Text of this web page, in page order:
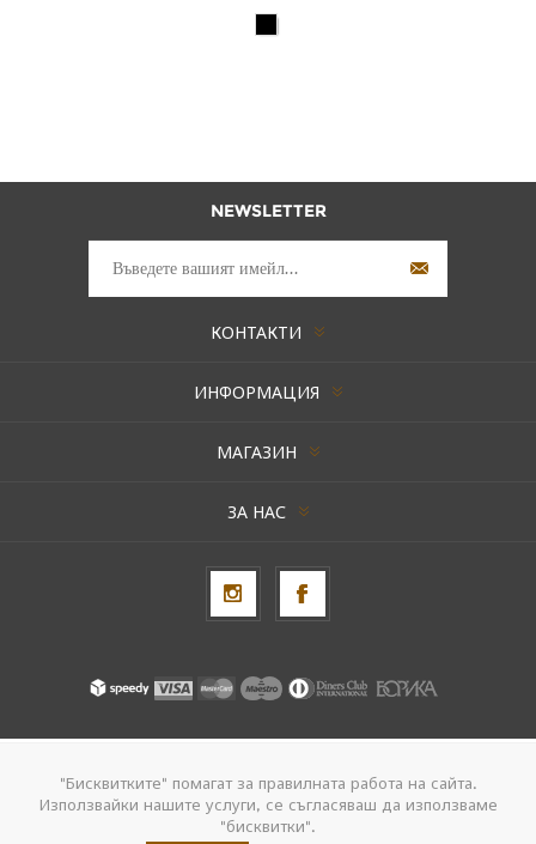
NEWSLETTER
КОНТАКТИ
ИНФОРМАЦИЯ
МАГАЗИН
ЗА НАС
Авторски права © 2026 AxentBox. Всички права запазени.
Powered by nopCommerce
"Бисквитките" помагат за правилната работа на сайта.
Използвайки нашите услуги, се съгласяваш да използваме
"бисквитки".